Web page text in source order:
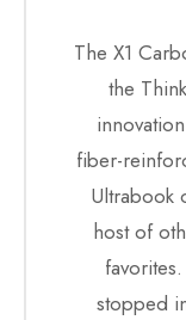
The X1
the
fiber-
Ultrabook
host of
stopped